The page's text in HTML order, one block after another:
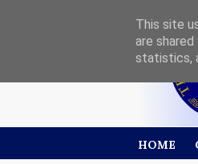
HOME
This site
are
statistics,